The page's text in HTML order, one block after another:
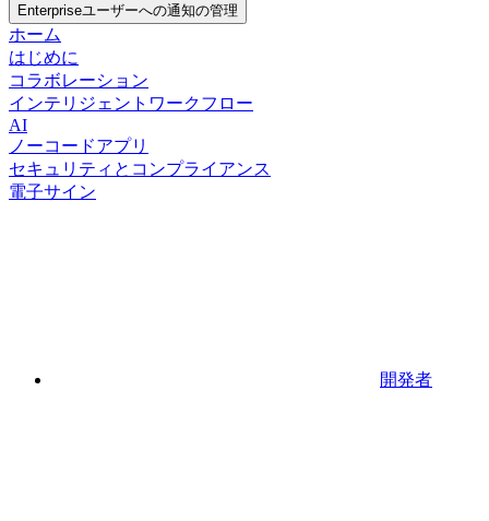
Enterpriseユーザーへの通知の管理
ホーム
はじめに
コラボレーション
インテリジェントワークフロー
AI
ノーコードアプリ
セキュリティとコンプライアンス
電子サイン
開発者